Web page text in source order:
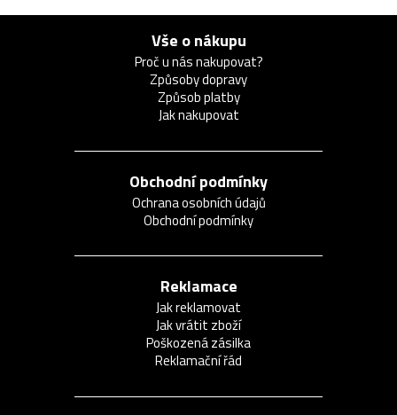
Vše o nákupu
Proč u nás nakupovat?
Způsoby dopravy
Způsob platby
Jak nakupovat
Obchodní podmínky
Ochrana osobních údajů
Obchodní podmínky
Reklamace
Jak reklamovat
Jak vrátit zboží
Poškozená zásilka
Reklamační řád